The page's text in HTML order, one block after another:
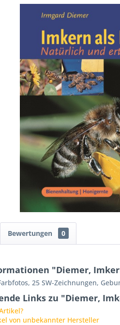
Bewertungen 0
"Diemer,
25 SW-Zeichnungen,
Links zu "Diemer,
von unbekannter Hersteller